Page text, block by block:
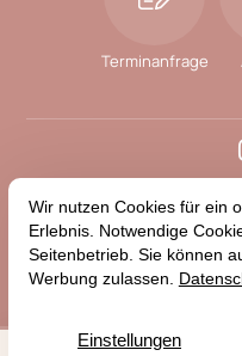
Terminanfrage
© 2026 Sharqzad | AS
Blog
Erklärung